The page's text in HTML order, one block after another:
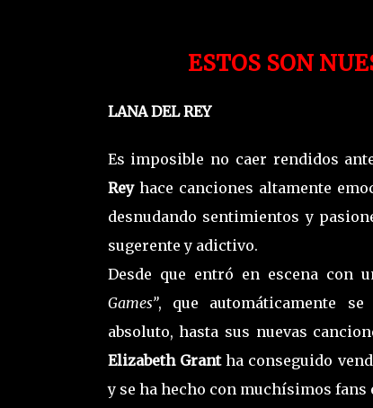
ESTOS SON
LANA DEL REY
Es imposible no caer rendidos
Rey hace canciones altamente
desnudando sentimientos y
sugerente y adictivo.
Desde que entró en escena con
Games”, que automáticamente
absoluto, hasta sus nuevas
Elizabeth Grant ha conseguido
y se ha hecho con muchísimos fans